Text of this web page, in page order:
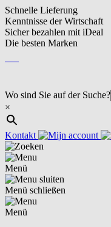
Schnelle Lieferung
Kenntnisse der Wirtschaft
Sicher bezahlen mit iDeal
Die besten Marken
Wo sind Sie auf der Suche?
×
Kontakt
Menü
Menü schließen
Menü